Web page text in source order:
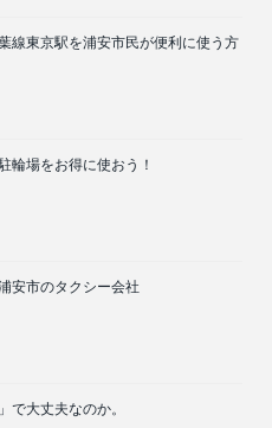
線東京駅を浦安市民が便利に使う方
輪場をお得に使おう！
安市のタクシー会社
で大丈夫なのか。